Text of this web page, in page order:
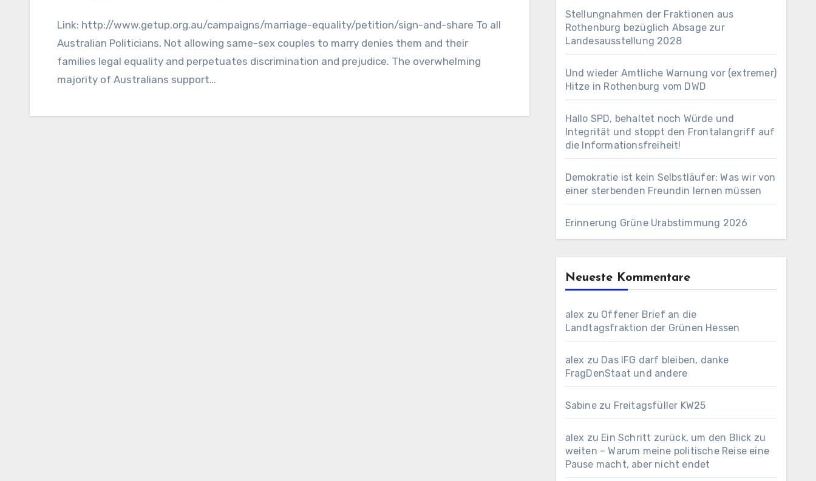
Link: http://www.getup.org.au/campaigns/marriage-equality/petition/sign-and-share To all
Australian Politicians, Not allowing same-sex couples to marry denies them and their
families legal equality and perpetuates discrimination and prejudice. The overwhelming
majority of Australians support…
Stellungnahmen der Fraktionen aus
Rothenburg bezüglich Absage zur
Landesausstellung 2028
Und wieder Amtliche Warnung vor (extremer)
Hitze in Rothenburg vom DWD
Hallo SPD, behaltet noch Würde und
Integrität und stoppt den Frontalangriff auf
die Informationsfreiheit!
Demokratie ist kein Selbstläufer: Was wir von
einer sterbenden Freundin lernen müssen
Erinnerung Grüne Urabstimmung 2026
Neueste Kommentare
alex zu Offener Brief an die
Landtagsfraktion der Grünen Hessen
alex zu Das IFG darf bleiben, danke
FragDenStaat und andere
Sabinezu Freitagsfüller KW25
alex zu Ein Schritt zurück, um den Blick zu
weiten – Warum meine politische Reise eine
Pause macht, aber nicht endet